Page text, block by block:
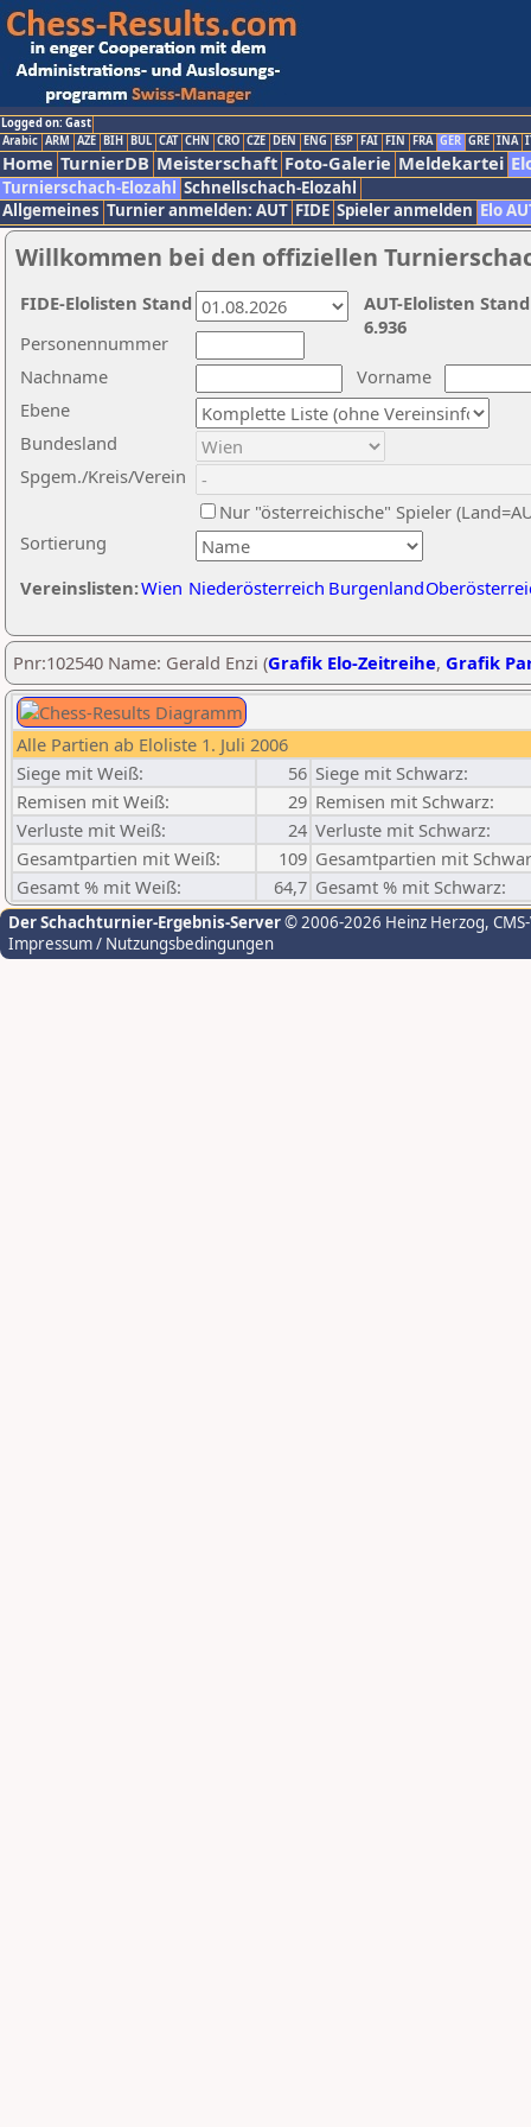
Logged on: Gast
Arabic ARM AZE BIH BUL CAT CHN CRO CZE DEN ENG ESP FAI FIN FRA GER GRE INA
Home TurnierDB Meisterschaft Foto-Galerie Meldekartei
Turnierschach-Elozahl Schnellschach-Elozahl
Allgemeines Turnier anmelden: AUT FIDE Spieler anmelden Elo
Willkommen bei den offiziellen
Nachname
Vorname
Ebene
Sortierung
Personennummer
Bundesland
Spgem./Kreis/Verein
Nur "österreichische" Spieler
Vereinslisten:Wien Niederösterreich Burgenland
AUT-Elolisten
6.936
FIDE-Elolisten Stand
Pnr:102540 Name: Gerald Enzi (Grafik Elo-Zeitreihe, Grafik
Alle Partien ab Eloliste 1. Juli 2006
Siege mit Weiß:
56 Siege mit Schwarz:
Remisen mit Weiß:
29 Remisen mit Schwarz:
Verluste mit Weiß:
24 Verluste mit Schwarz:
Gesamtpartien mit Weiß:
109 Gesamtpartien mit
Gesamt % mit Weiß:
64,7 Gesamt % mit Schwarz:
Der Schachturnier-Ergebnis-Server© 2006-2026 Heinz Herzog,
Impressum / Nutzungsbedingungen